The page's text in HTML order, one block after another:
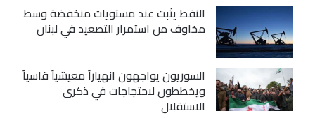
النفط يثبت عند مستويات منخفضة وسط
مخاوف من استمرار التصعيد في لبنان
السوريون يواجهون انهياراً معيشياً قاسياً
ويخططون لاحتجاجات في ذكرى
الاستقلال